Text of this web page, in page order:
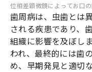
位相差顕微鏡によってお口
歯周病は、虫歯とは
される疾患であり、
組織に影響を及ぼし
われ、最終的には歯
め、早期発見と適切